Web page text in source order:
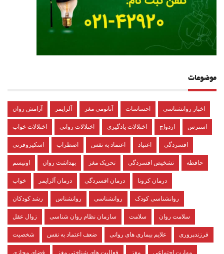
موضوعات
آرامش روان آلزایمر آناتومی مغز احساسات اخبار روانشناسی
اختلالات خواب اختلالات روانی اختلالات یادگیری ازدواج استرس
اسکیزوفرنی اضطراب اعتماد به نفس اعتیاد افسردگی
اوتیسم بهداشت روان تحریک مغز تشخیص افسردگی حافظه
خواب درمان آلزایمر درمان افسردگی درمان کرونا
رشد کودکان روانشناس روانشناسی روانشناسی کودک
زوال عقل سازمان نظام روان شناسی سلامت سلامت روان
شخصیت ضعف اعتماد به نفس علایم بیماری های روانی فرزندپروری